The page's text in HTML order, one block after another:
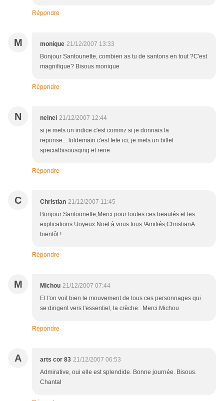
Répondre
M monique 21/12/2007 13:33
Bonjour Santounette, combien as tu de santons en tout ?C'est
magnifique? Bisous monique
Répondre
N neinei 21/12/2007 12:44
si je mets un indice c'est commz si je donnais la
reponse....loldemain c'est fete ici, je mets un billet
specialbisousqing et rene
Répondre
C Christian 21/12/2007 11:45
Bonjour Santounette,Merci pour toutes ces beautés et tes
explications !Joyeux Noël à vous tous !Amitiés,ChristianA
bientôt !
Répondre
M Michou 21/12/2007 07:44
Et l'on voit bien le mouvement de tous ces personnages qui
se dirigent vers l'essentiel, la crèche. Merci.Michou
Répondre
A arts cor 83 21/12/2007 06:53
Admirative, oui elle est splendide. Bonne journée. Bisous.
Chantal